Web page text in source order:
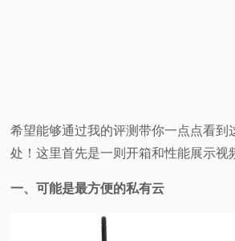
希望能够通过我的评测带你一点点看到
处！这里首先是一则开箱和性能展示视
一、可能是最方便的私有云